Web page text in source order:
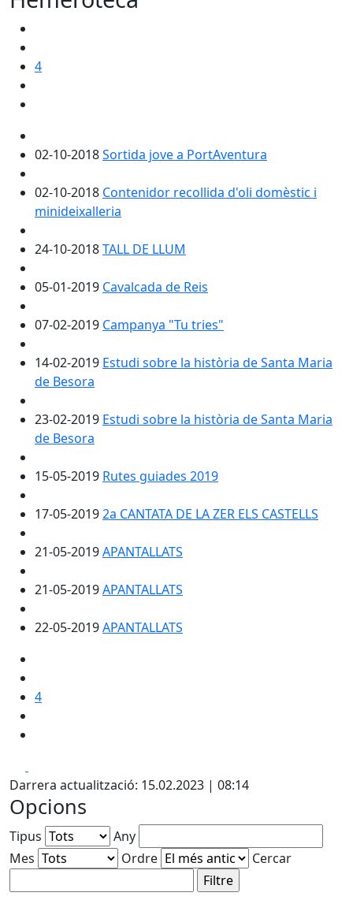
4
02-10-2018Sortida jove a PortAventura
02-10-2018 Contenidor recollida d'oli domèstic i
minideixalleria
24-10-2018TALL DE LLUM
05-01-2019 Cavalcada de Reis
07-02-2019 Campanya "Tu tries"
14-02-2019 Estudi sobre la història de Santa Maria
de Besora
23-02-2019 Estudi sobre la història de Santa Maria
de Besora
15-05-2019 Rutes guiades 2019
17-05-20192a CANTATA DE LA ZER ELS CASTELLS
21-05-2019APANTALLATS
21-05-2019APANTALLATS
22-05-2019APANTALLATS
4
Darrera actualització: 15.02.2023 | 08:14
Opcions
Tipus
Any
Mes
Ordre Cercar